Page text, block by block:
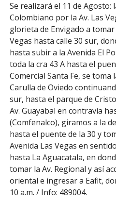
Se realizará el 11 de Agosto:
Colombiano por la Av. Las
glorieta de Envigado a
Vegas hasta calle 30 sur,
hasta subir a la Avenida El
toda la cra 43 A hasta el
Comercial Santa Fe, se toma
Carulla de Oviedo
sur, hasta el parque de
Av. Guayabal en contravía
(Comfenalco), giramos a la
hasta el puente de la 30 y
Avenida Las Vegas en
hasta La Aguacatala, en
tomar la Av. Regional y así
oriental e ingresar a Eafit,
10 a.m. / Info: 489004.